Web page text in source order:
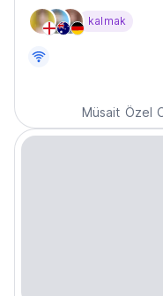
tek bir karar; ömür
maceralara vekalmak
Müsait Özel